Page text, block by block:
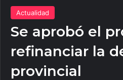
Actualidad
Se aprobó el
refinanciar la
provincial